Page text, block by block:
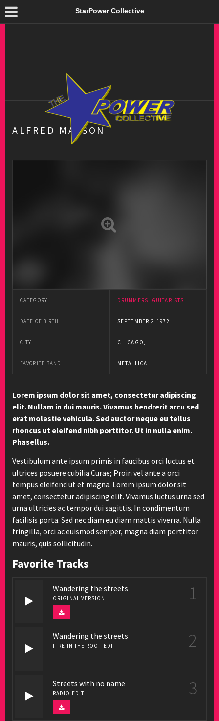
StarPower Collective
ALFRED MAYSON
CATEGORY DRUMMERS, GUITARISTS
DATE OF BIRTH SEPTEMBER 2, 1972
CITY CHICAGO, IL
FAVORITE BAND METALLICA
Lorem ipsum dolor sit amet, consectetur adipiscing
elit. Nullam in dui mauris. Vivamus hendrerit arcu sed
erat molestie vehicula. Sed auctor neque eu tellus
rhoncus ut eleifend nibh porttitor. Ut in nulla enim.
Phasellus.
Vestibulum ante ipsum primis in faucibus orci luctus et
ultrices posuere cubilia Curae; Proin vel ante a orci
tempus eleifend ut et magna. Lorem ipsum dolor sit
amet, consectetur adipiscing elit. Vivamus luctus urna sed
urna ultricies ac tempor dui sagittis. In condimentum
facilisis porta. Sed nec diam eu diam mattis viverra. Nulla
fringilla, orci ac euismod semper, magna diam porttitor
mauris, quis sollicitudin.
Favorite Tracks
Wandering the streets
ORIGINAL VERSION 1
Wandering the streets
FIRE IN THE ROOF EDIT 2
Streets with no name
RADIO EDIT 3